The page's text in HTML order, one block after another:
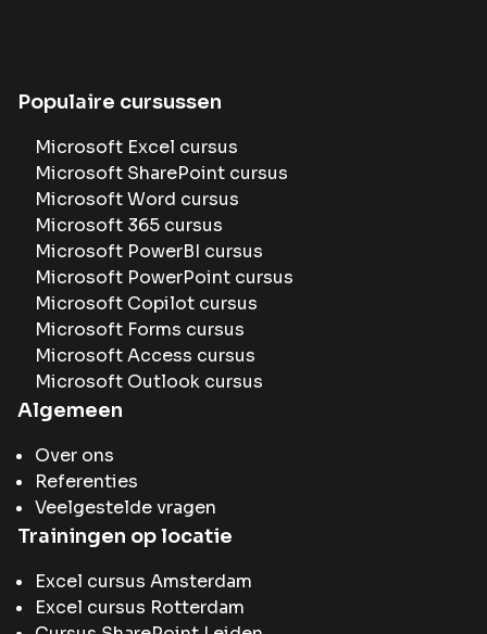
Populaire cursussen
Microsoft Excel cursus
Microsoft SharePoint cursus
Microsoft Word cursus
Microsoft 365 cursus
Microsoft PowerBI cursus
Microsoft PowerPoint cursus
Microsoft Copilot cursus
Microsoft Forms cursus
Microsoft Access cursus
Microsoft Outlook cursus
Algemeen
Over ons
Referenties
Veelgestelde vragen
Trainingen op locatie
Excel cursus Amsterdam
Excel cursus Rotterdam